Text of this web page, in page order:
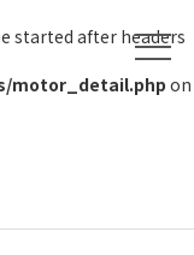
started after headers
motor_detail.php on